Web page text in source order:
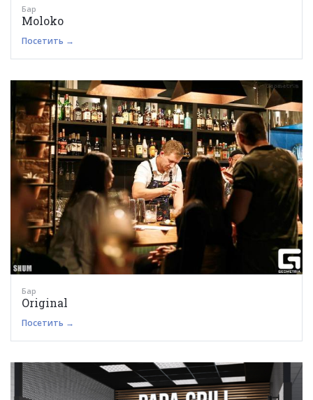
Бар
Moloko
Посетить →
Бар
Original
Посетить →